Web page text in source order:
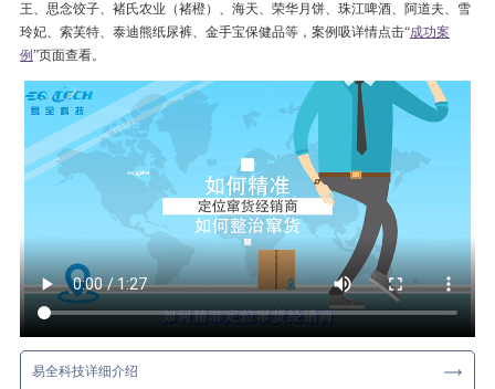
王、思念饺子、 褚氏农业（褚橙）、 海天、荣华月饼、 珠江啤酒、 阿道夫、雪
玲妃、索芙特、泰迪熊纸尿裤、金手宝保健品等，案例吸详情点击“成功案
例”页面查看。
易全科技详细介绍